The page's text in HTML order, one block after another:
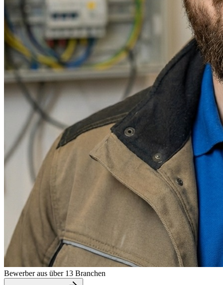
Bewerber aus über 13 Branchen